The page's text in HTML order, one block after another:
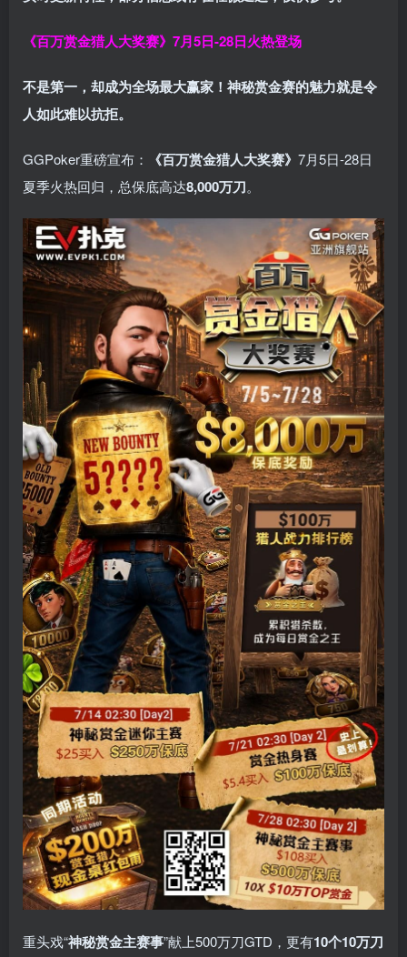
《百万赏金猎人大奖赛》 7月5日-28日火热登场
不是第一，却成为全场最大赢家！神秘赏金赛的魅力就是令
人如此难以抗拒。
GGPoker重磅宣布： 《百万赏金猎人大奖赛》 7月5日-28日
夏季火热回归，总保底高达8,000万刀。
重头戏“神秘赏金主赛事”献上500万刀GTD，更有10个10万刀